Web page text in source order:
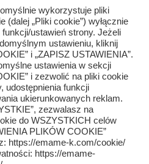
wykorzystuje pliki
(dalej „Pliki cookie”) wyłącznie
ustawień strony. Jeżeli
ustawieniu, kliknij
i „ZAPISZ USTAWIENIA”.
ustawienia w sekcji
i zezwolić na pliki cookie
udostępnienia funkcji
ukierunkowanych reklam.
zezwalasz na
do WSZYSTKICH celów
PLIKÓW COOKIE”
https://emame-k.com/cookie/
https://emame-